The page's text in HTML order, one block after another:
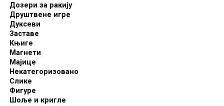
Дозери за ракију
Друштвене игре
Дуксеви
Заставе
Књиге
Магнети
Мајице
Некатегоризовано
Слике
Фигуре
Шоље и кригле